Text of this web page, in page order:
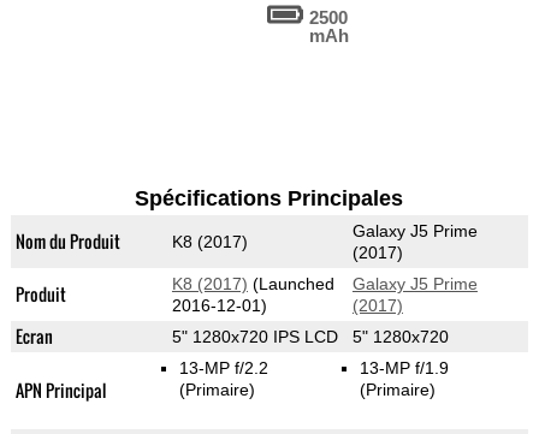
2500
mAh
Spécifications Principales
Nom du Produit K8 (2017)
Galaxy J5 Prime
(2017)
Produit K8 (2017) (Launched
2016-12-01)
Galaxy J5 Prime
(2017)
Ecran 5" 1280x720 IPS LCD 5" 1280x720
APN Principal
13-MP f/2.2
(Primaire)
13-MP f/1.9
(Primaire)